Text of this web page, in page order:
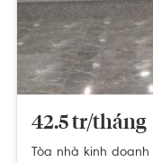
42.5 tr/tháng